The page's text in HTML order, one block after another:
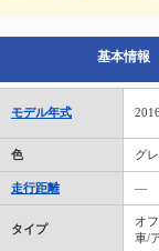
基本情報
モデル年式
色 グ
走行距離 ―
タイプ
オ
車/